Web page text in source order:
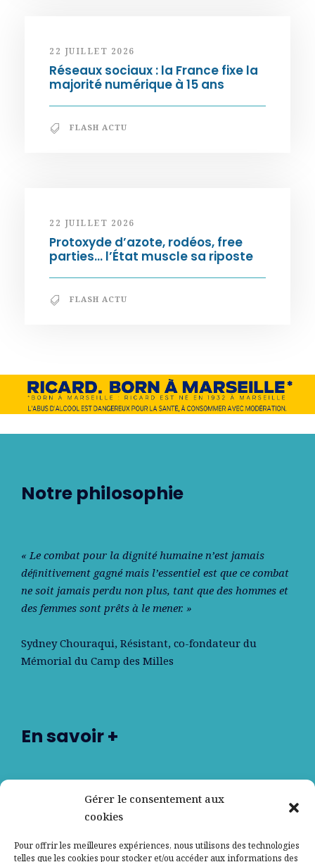
Gérer le consentement aux
cookies
Pour offrir les meilleures expériences, nous utilisons des technologies
telles que les cookies pour stocker et/ou accéder aux informations des
22 JUILLET 2026
Réseaux sociaux : la France fixe la
majorité numérique à 15 ans
FLASH ACTU
22 JUILLET 2026
Protoxyde d’azote, rodéos, free
parties… l’État muscle sa riposte
FLASH ACTU
Notre philosophie
« Le combat pour la dignité humaine n’est jamais
déﬁnitivement gagné mais l’essentiel est que ce combat
ne soit jamais perdu non plus, tant que des hommes et
des femmes sont prêts à le mener. »
Sydney Chouraqui, Résistant, co-fondateur du
Mémorial du Camp des Milles
En savoir +
Nos partenaires